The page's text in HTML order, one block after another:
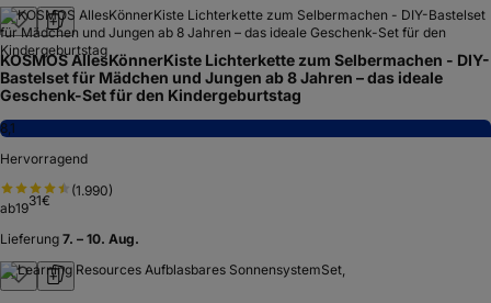
KOSMOS AllesKönnerKiste Lichterkette zum Selbermachen - DIY-
Bastelset für Mädchen und Jungen ab 8 Jahren – das ideale
Geschenk-Set für den Kindergeburtstag
8,1
Hervorragend
(1.990)
ab1931€
Lieferung 7. – 10. Aug.